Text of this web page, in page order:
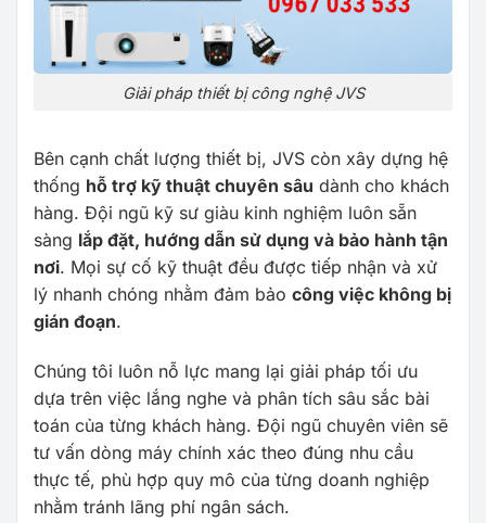
Giải pháp thiết bị công nghệ JVS
Bên cạnh chất lượng thiết bị, JVS còn xây dựng hệ
thống hỗ trợ kỹ thuật chuyên sâu dành cho khách
hàng. Đội ngũ kỹ sư giàu kinh nghiệm luôn sẵn
sàng lắp đặt, hướng dẫn sử dụng và bảo hành tận
nơi. Mọi sự cố kỹ thuật đều được tiếp nhận và xử
lý nhanh chóng nhằm đảm bảo công việc không bị
gián đoạn.
Chúng tôi luôn nỗ lực mang lại giải pháp tối ưu
dựa trên việc lắng nghe và phân tích sâu sắc bài
toán của từng khách hàng. Đội ngũ chuyên viên sẽ
tư vấn dòng máy chính xác theo đúng nhu cầu
thực tế, phù hợp quy mô của từng doanh nghiệp
nhằm tránh lãng phí ngân sách.